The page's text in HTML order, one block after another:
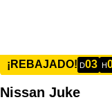
¡REBAJADO! D03 H
Nissan Juke